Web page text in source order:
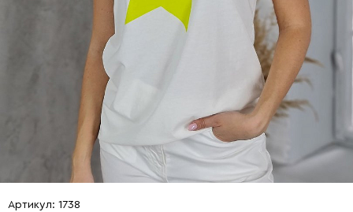
Артикул: 1738